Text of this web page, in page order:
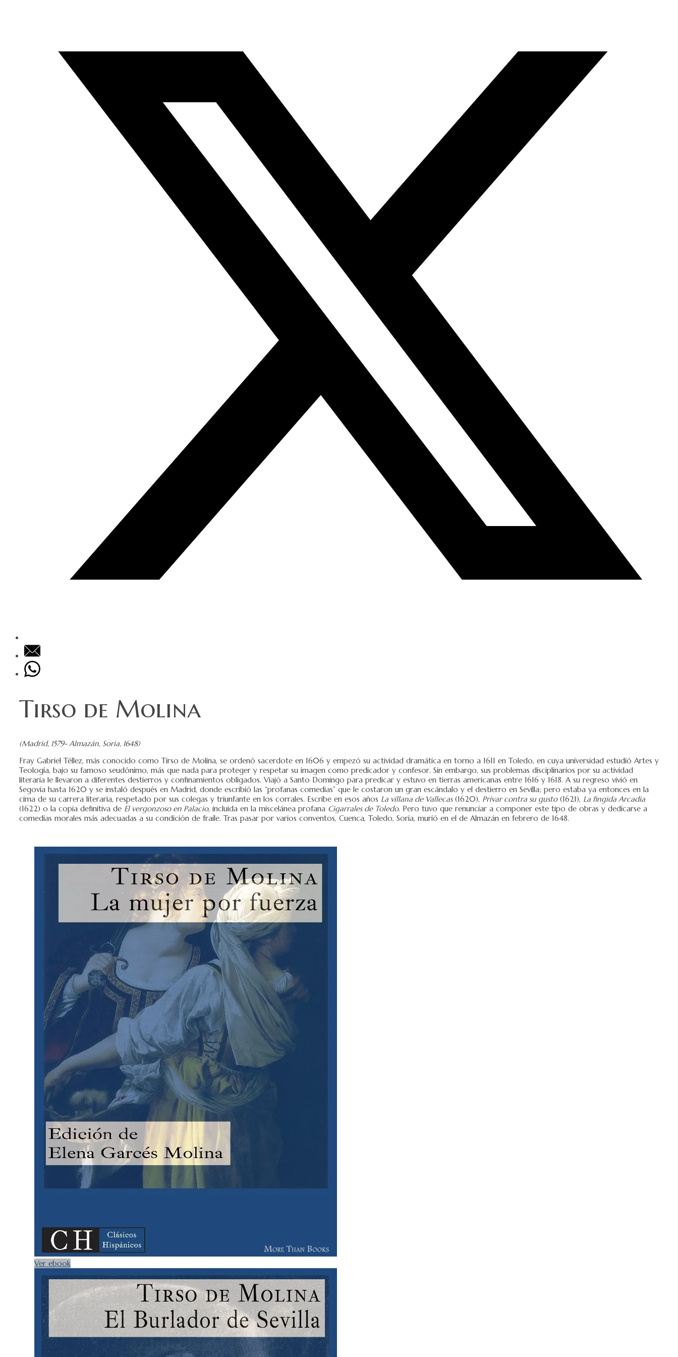
Tirso de Molina
(Madrid, 1579- Almazán, Soria, 1648)
Fray Gabriel Téllez, más conocido como Tirso de Molina, se ordenó sacerdote en 1606 y empezó su actividad dramática en torno a 1611 en Toledo, en cuya universidad estudió Artes y
Teología, bajo su famoso seudónimo, más que nada para proteger y respetar su imagen como predicador y confesor. Sin embargo, sus problemas disciplinarios por su actividad
literaria le llevaron a diferentes destierros y confinamientos obligados. Viajó a Santo Domingo para predicar y estuvo en tierras americanas entre 1616 y 1618. A su regreso vivió en
Segovia hasta 1620 y se instaló después en Madrid, donde escribió las “profanas comedias” que le costaron un gran escándalo y el destierro en Sevilla; pero estaba ya entonces en la
cima de su carrera literaria, respetado por sus colegas y triunfante en los corrales. Escribe en esos años La villana de Vallecas(1620), Privar contra su gusto(1621), La fingida Arcadia
(1622) o la copia definitiva de El vergonzoso en Palacio, incluida en la miscelánea profana Cigarrales de Toledo. Pero tuvo que renunciar a componer este tipo de obras y dedicarse a
comedias morales más adecuadas a su condición de fraile. Tras pasar por varios conventos, Cuenca, Toledo, Soria, murió en el de Almazán en febrero de 1648.
Ver ebook